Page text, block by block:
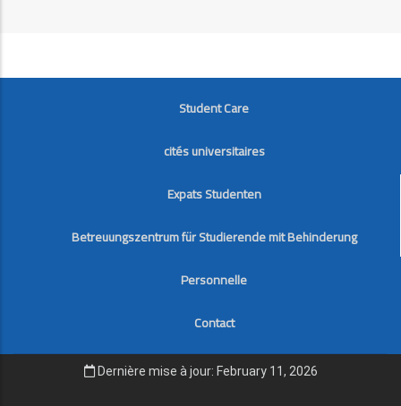
FOOTER
Student Care
cités universitaires
Expats Studenten
Betreuungszentrum für Studierende mit Behinderung
Personnelle
Contact
Dernière mise à jour: February 11, 2026